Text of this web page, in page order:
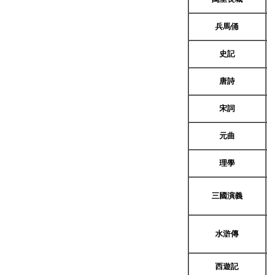
兵馬俑
史記
唐詩
宋詞
元曲
理學
三國演義
水滸傳
西遊記